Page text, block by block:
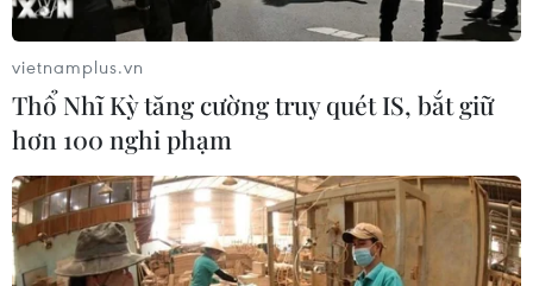
vietnamplus.vn
Thổ Nhĩ Kỳ tăng cường truy quét IS, bắt giữ
hơn 100 nghi phạm